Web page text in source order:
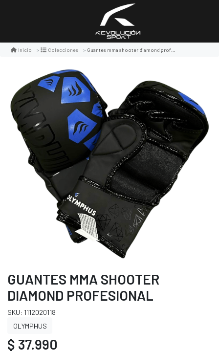
Inicio Colecciones Guantes mma shooter diamond profesional
GUANTES MMA SHOOTER
DIAMOND PROFESIONAL
SKU: 1112020118
OLYMPHUS
$ 37.990